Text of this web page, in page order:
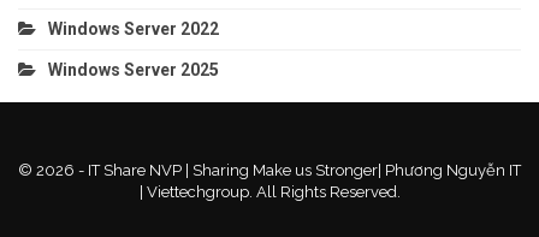
Windows Server 2022
Windows Server 2025
© 2026 - IT Share NVP | Sharing Make us Stronger| Phương Nguyễn IT
| Viettechgroup. All Rights Reserved.